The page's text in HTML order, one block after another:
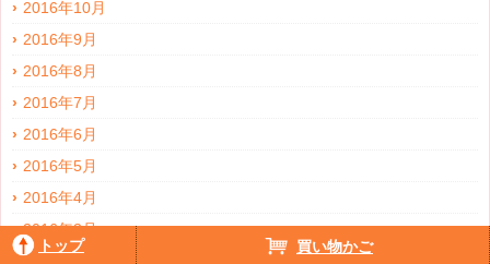
2016年10月
2016年9月
2016年8月
2016年7月
2016年6月
2016年5月
2016年4月
2016年3月
トップ 買い物かご